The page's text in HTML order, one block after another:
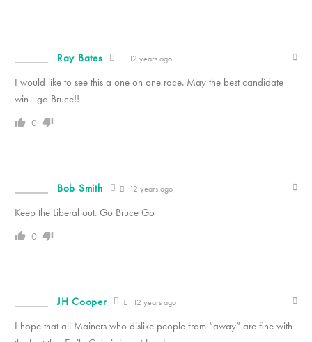
Ray Bates 12 years ago
I would like to see this a one on one race. May the best candidate
win—go Bruce!!
0
Bob Smith 12 years ago
Keep the Liberal out. Go Bruce Go
0
JH Cooper 12 years ago
I hope that all Mainers who dislike people from “away” are fine with